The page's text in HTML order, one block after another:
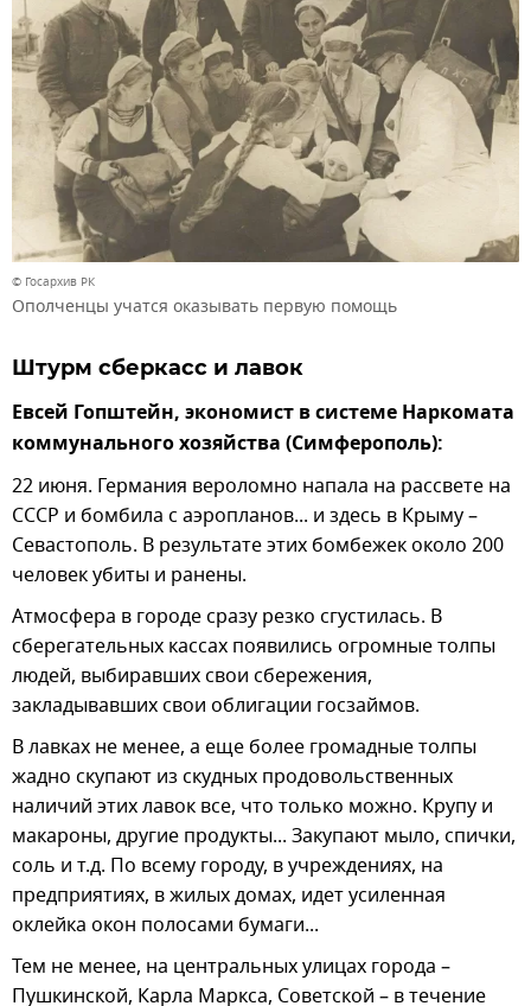
© Госархив РК
Ополченцы учатся оказывать первую помощь
Штурм сберкасс и лавок
Евсей Гопштейн, экономист в системе Наркомата
коммунального хозяйства (Симферополь):
22 июня. Германия вероломно напала на рассвете на
СССР и бомбила с аэропланов... и здесь в Крыму –
Севастополь. В результате этих бомбежек около 200
человек убиты и ранены.
Атмосфера в городе сразу резко сгустилась. В
сберегательных кассах появились огромные толпы
людей, выбиравших свои сбережения,
закладывавших свои облигации госзаймов.
В лавках не менее, а еще более громадные толпы
жадно скупают из скудных продовольственных
наличий этих лавок все, что только можно. Крупу и
макароны, другие продукты... Закупают мыло, спички,
соль и т.д. По всему городу, в учреждениях, на
предприятиях, в жилых домах, идет усиленная
оклейка окон полосами бумаги...
Тем не менее, на центральных улицах города –
Пушкинской, Карла Маркса, Советской – в течение